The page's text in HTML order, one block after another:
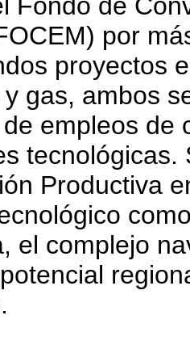
por
proyectos
gas, ambos
empleos de
Productiva
el complejo